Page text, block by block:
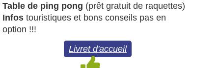
Table de ping pong (prêt gratuit de raquettes)
Infos touristiques et bons conseils pas en
option !!!
Livret d'accueil